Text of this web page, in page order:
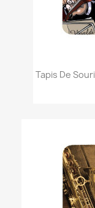
Tapis De